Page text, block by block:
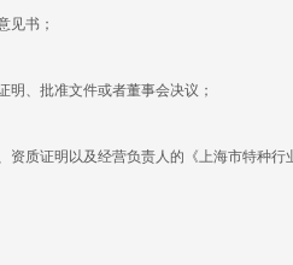
书；
、批准文件或者董事会决议；
质证明以及经营负责人的《上海市特种行